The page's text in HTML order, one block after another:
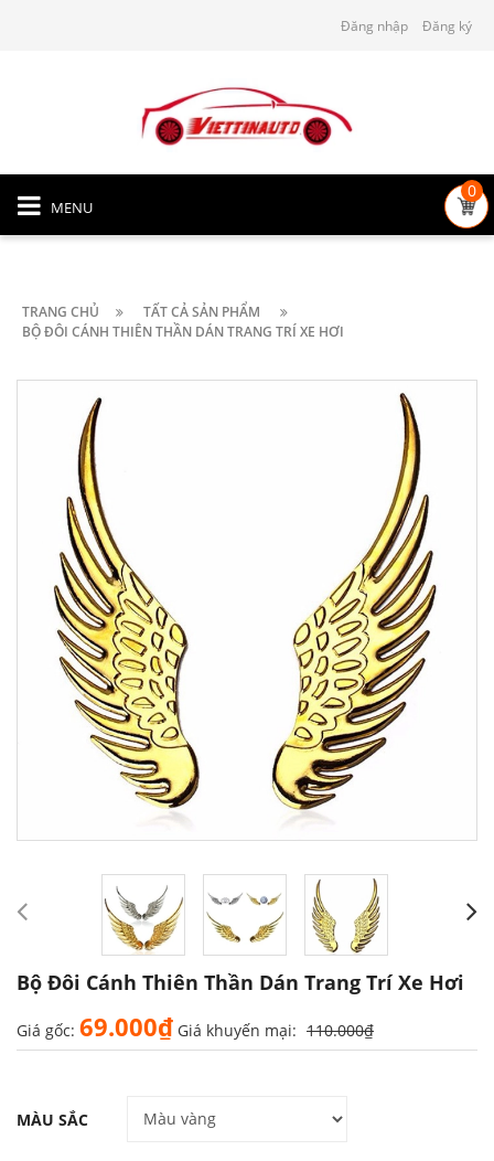
Đăng nhập Đăng ký
MENU
0
TRANG CHỦ
TẤT CẢ SẢN PHẨM
BỘ ĐÔI CÁNH THIÊN THẦN DÁN TRANG TRÍ XE HƠI
Bộ Đôi Cánh Thiên Thần Dán Trang Trí Xe Hơi
Giá gốc: 69.000₫ Giá khuyến mại: 110.000₫
MÀU SẮC